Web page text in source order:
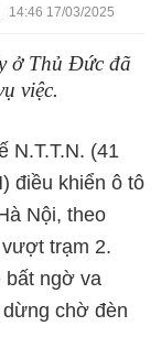
14:46 17/03/2025
ở Thủ Đức đã
việc.
N.T.T.N. (41
điều khiển ô tô
Nội, theo
trạm 2.
bất ngờ va
chờ đèn